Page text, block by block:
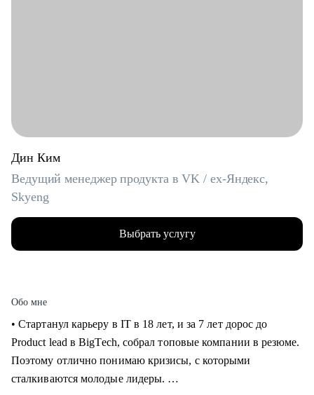
Дин Ким
Ведущий менеджер продукта в VK / ex-Яндекс,
Skyeng
Выбрать услугу
Обо мне
• Стартанул карьеру в IT в 18 лет, и за 7 лет дорос до
Product lead в BigTech, собрал топовые компании в резюме.
Поэтому отлично понимаю кризисы, с которыми
сталкиваются молодые лидеры.